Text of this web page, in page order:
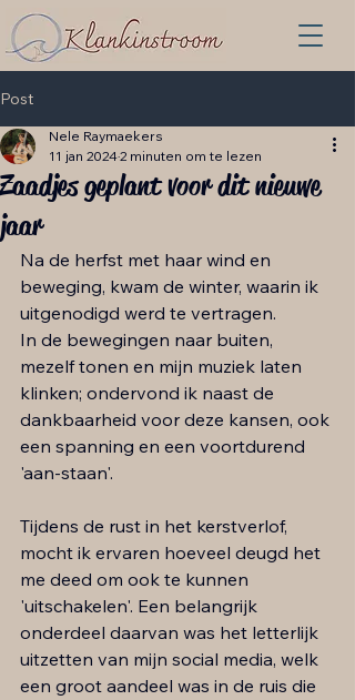
Post
Zaadjes geplant voor dit nieuwe
jaar
Nele Raymaekers
11 jan 20242 minuten om te lezen
Na de herfst met haar wind en
beweging, kwam de winter, waarin ik
uitgenodigd werd te vertragen.
In de bewegingen naar buiten,
mezelf tonen en mijn muziek laten
klinken; ondervond ik naast de
dankbaarheid voor deze kansen, ook
een spanning en een voortdurend
'aan-staan'.
​Tijdens de rust in het kerstverlof,
mocht ik ervaren hoeveel deugd het
me deed om ook te kunnen
'uitschakelen'. Een belangrijk
onderdeel daarvan was het letterlijk
uitzetten van mijn social media, welk
een groot aandeel was in de ruis die